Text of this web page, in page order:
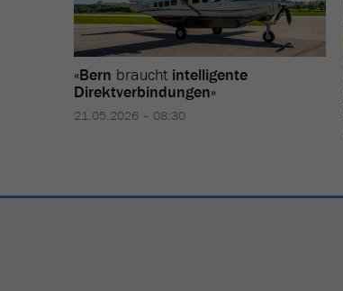
«Bern braucht intelligente
Direktverbindungen»
21.05.2026 – 08:30